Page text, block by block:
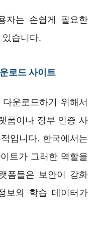
자는 손쉽게 필요한
습니다.
로드 사이트
운로드하기 위해서
폼이나 정부 인증 사
입니다. 한국에서는
트가 그러한 역할을
폼들은 보안이 강화
보와 학습 데이터가